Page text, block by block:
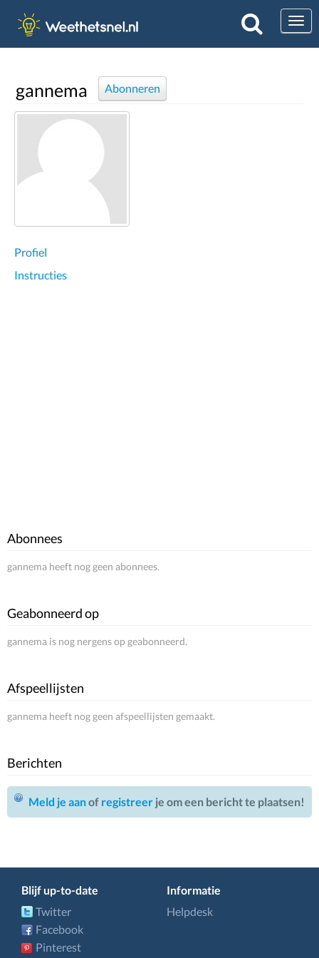
gannema Abonneren
Profiel
Instructies
Abonnees
gannema heeft nog geen abonnees.
Geabonneerd op
gannema is nog nergens op geabonneerd.
Afspeellijsten
gannema heeft nog geen afspeellijsten gemaakt.
Berichten
Meld je aanof registreer je om een bericht te plaatsen!
Blijf up-to-date
Twitter
Facebook
Pinterest
Informatie
Helpdesk